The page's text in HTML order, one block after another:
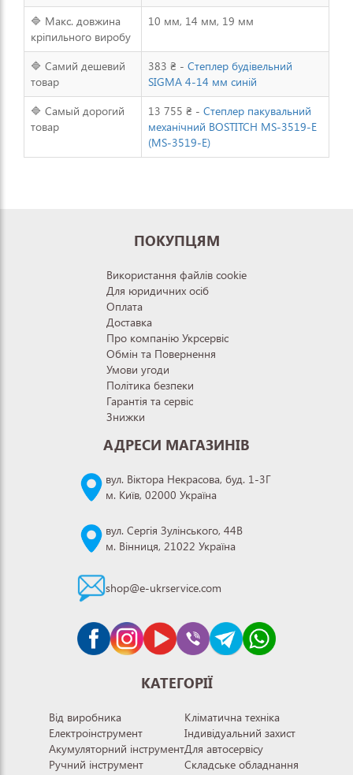
🔷 Макс. довжина
кріпильного виробу
10 мм, 14 мм, 19 мм
🔷 Самий дешевий
товар
383 ₴ - Степлер будівельний
SIGMA 4-14 мм синій
🔷 Самый дорогий
товар
13 755 ₴ - Степлер пакувальний
механічний BOSTITCH MS-3519-E
(MS-3519-E)
ПОКУПЦЯМ
Використання файлів cookie
Для юридичних осіб
Оплата
Доставка
Про компанію Укрсервіс
Обмін та Повернення
Умови угоди
Політика безпеки
Гарантія та сервіс
Знижки
АДРЕСИ МАГАЗИНІВ
вул. Віктора Некрасова, буд. 1-3Г
м. Київ, 02000 Україна
вул. Сергія Зулінського, 44В
м. Вінниця, 21022 Україна
shop@e-ukrservice.com
КАТЕГОРІЇ
Від виробника
Електроінструмент
Акумуляторний інструмент
Ручний інструмент
Кліматична техніка
Індивідуальний захист
Для автосервісу
Складське обладнання